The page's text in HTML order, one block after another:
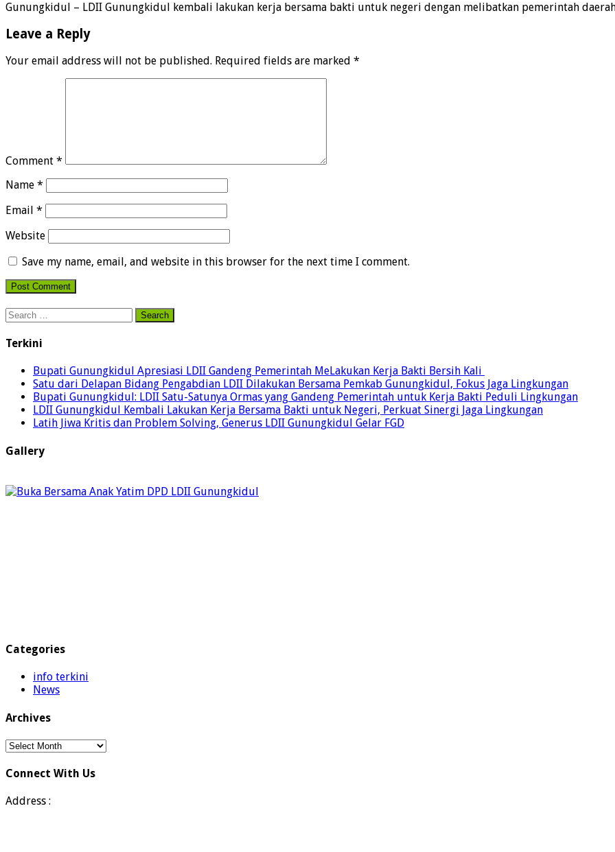
Gunungkidul – LDII Gunungkidul kembali lakukan kerja bersama bakti untuk negeri dengan melibatkan pemerintah
Leave a Reply
Your email address will not be published. Required fields are marked *
Comment *
Name *
Email *
Website
Save my name, email, and website in this browser for the next time I comment.
Search
for:
Terkini
Bupati Gunungkidul Apresiasi LDII Gandeng Pemerintah MeLakukan Kerja Bakti Bersih Kali ‎
Satu dari Delapan Bidang Pengabdian LDII Dilakukan Bersama Pemkab Gunungkidul, Fokus Jaga Lingkungan
Bupati Gunungkidul: LDII Satu-Satunya Ormas yang Gandeng Pemerintah untuk Kerja Bakti Peduli Lingkungan
LDII Gunungkidul Kembali Lakukan Kerja Bersama Bakti untuk Negeri, Perkuat Sinergi Jaga Lingkungan
Latih Jiwa Kritis dan Problem Solving, Generus LDII Gunungkidul Gelar FGD
Gallery
Categories
info terkini
News
Archives
Archives
Connect With Us
Address :